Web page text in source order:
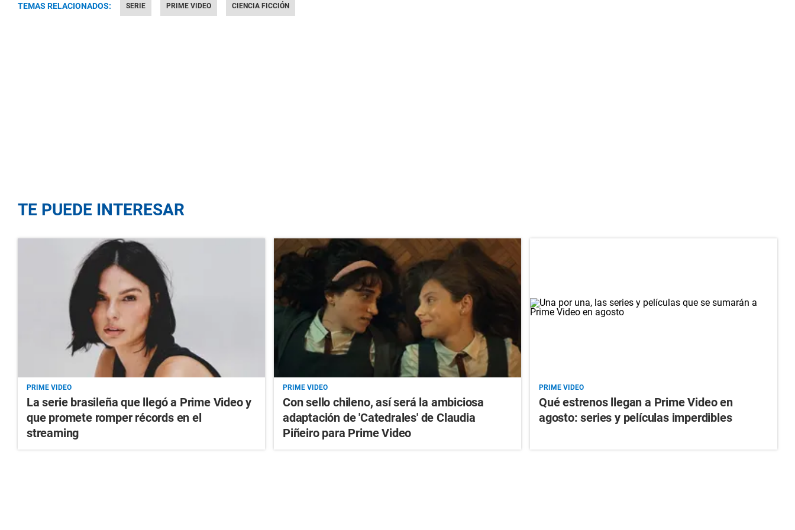
TEMAS RELACIONADOS: SERIE PRIME VIDEO CIENCIA FICCIÓN
TE PUEDE INTERESAR
PRIME VIDEO
La serie brasileña que llegó a Prime Video y
que promete romper récords en el
streaming
PRIME VIDEO
Con sello chileno, así será la ambiciosa
adaptación de 'Catedrales' de Claudia
Piñeiro para Prime Video
PRIME VIDEO
Qué estrenos llegan a Prime Video en
agosto: series y películas imperdibles